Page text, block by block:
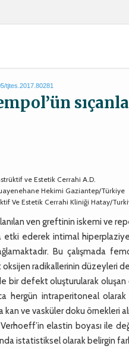
tjtes.2017.80281
ve Estetik Cerrahi A.D.
Hekimi Gaziantep/Türkiye
Ve Estetik Cerrahi Kliniği Hatay/
ven greftinin iskemi ve
ederek intimal
Bu çalışmada
radikallerinin düzeyleri
bir defekt oluşturularak
hergün intraperitoneal
ve vasküler doku örnekleri
elastin boyası ile
istatistiksel olarak